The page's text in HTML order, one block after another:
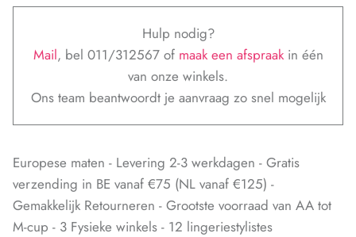
Hulp nodig?
Mail, bel 011/312567 of maak een afspraak in één
van onze winkels.
Ons team beantwoordt je aanvraag zo snel mogelijk
Europese maten - Levering 2-3 werkdagen - Gratis
verzending in BE vanaf €75 (NL vanaf €125) -
Gemakkelijk Retourneren - Grootste voorraad van AA tot
M-cup - 3 Fysieke winkels - 12 lingeriestylistes